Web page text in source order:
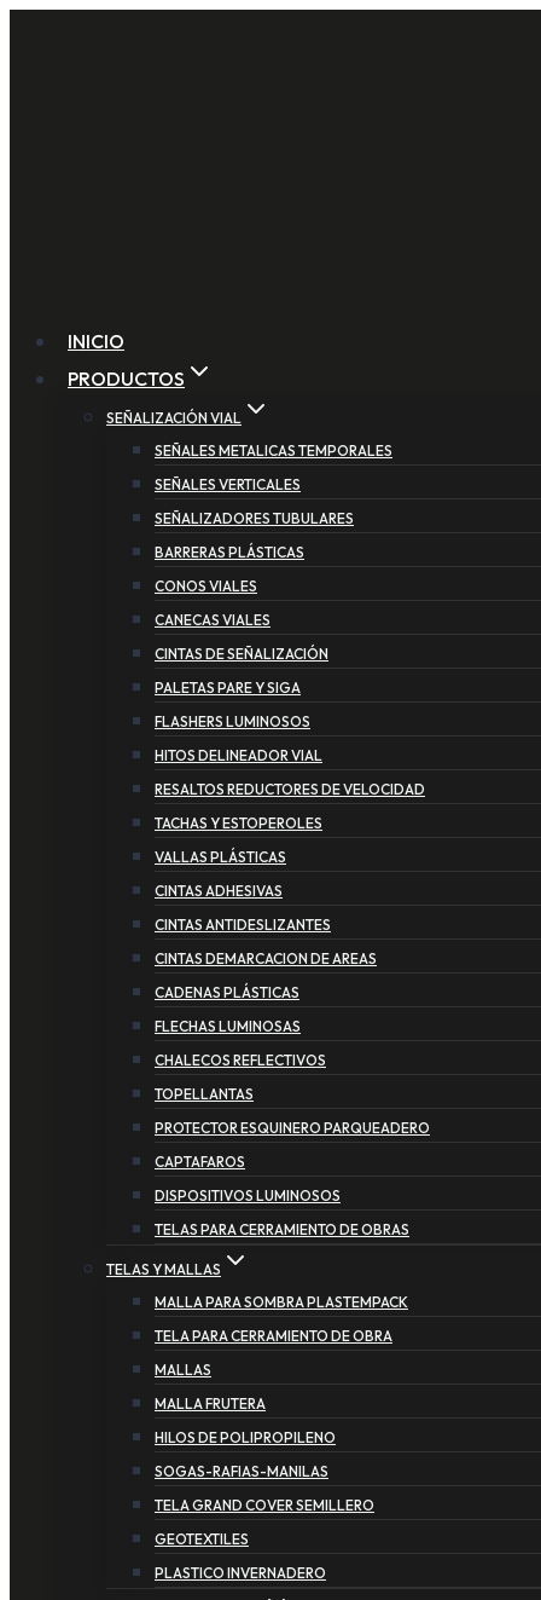
INICIO
PRODUCTOS
SEÑALIZACIÓN VIAL
SEÑALES METALICAS TEMPORALES
SEÑALES VERTICALES
SEÑALIZADORES TUBULARES
BARRERAS PLÁSTICAS
CONOS VIALES
CANECAS VIALES
CINTAS DE SEÑALIZACIÓN
PALETAS PARE Y SIGA
FLASHERS LUMINOSOS
HITOS DELINEADOR VIAL
RESALTOS REDUCTORES DE VELOCIDAD
TACHAS Y ESTOPEROLES
VALLAS PLÁSTICAS
CINTAS ADHESIVAS
CINTAS ANTIDESLIZANTES
CINTAS DEMARCACION DE AREAS
CADENAS PLÁSTICAS
FLECHAS LUMINOSAS
CHALECOS REFLECTIVOS
TOPELLANTAS
PROTECTOR ESQUINERO PARQUEADERO
CAPTAFAROS
DISPOSITIVOS LUMINOSOS
TELAS PARA CERRAMIENTO DE OBRAS
TELAS Y MALLAS
MALLA PARA SOMBRA PLASTEMPACK
TELA PARA CERRAMIENTO DE OBRA
MALLAS
MALLA FRUTERA
HILOS DE POLIPROPILENO
SOGAS-RAFIAS-MANILAS
TELA GRAND COVER SEMILLERO
GEOTEXTILES
PLASTICO INVERNADERO